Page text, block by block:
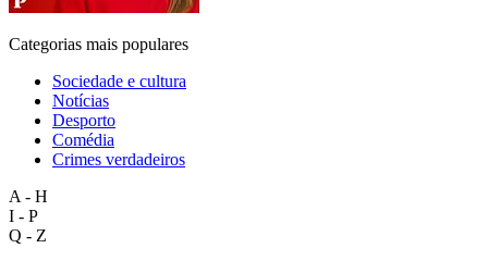
Categorias mais populares
Sociedade e cultura
Notícias
Desporto
Comédia
Crimes verdadeiros
A - H
I - P
Q - Z